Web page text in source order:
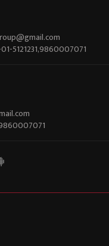
5121231,9860007071